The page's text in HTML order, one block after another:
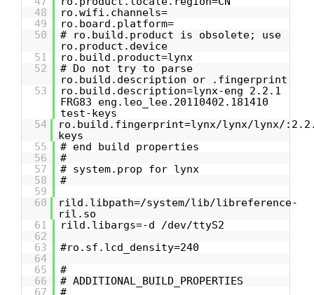
48
ro.wifi.channels=
49
ro.board.platform=
50
# ro.build.product is obsolete; use
ro.product.device
51
ro.build.product=lynx
52
# Do not try to parse
ro.build.description or .fingerprint
53
ro.build.description=lynx-eng 2.2.1
FRG83 eng.leo_lee.20110402.181410
test-keys
54
ro.build.fingerprint=lynx/lynx/lynx/:2.2.1/
keys
55
# end build properties
56
#
57
# system.prop for lynx
58
#
59
60
rild.libpath=/system/lib/libreference-
ril.so
61
rild.libargs=-d /dev/ttyS2
62
63
#ro.sf.lcd_density=240
64
65
#
66
# ADDITIONAL_BUILD_PROPERTIES
67
#